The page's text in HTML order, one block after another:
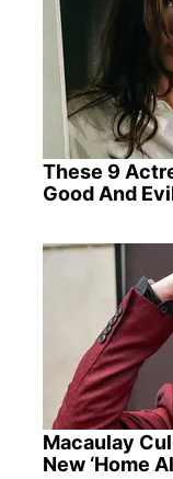
These 9
Good And
Macaulay
New ‘Home